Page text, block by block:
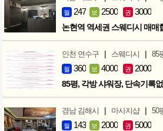
월 247 보 2500 권 3000
논현역 역세권 스웨디시 매매
인천 연수구 | 스웨디시 | 85
월 360 보 4000 권 2000
경남 김해시 | 마사지샵 | 50
월 143 보 2000 권 5000